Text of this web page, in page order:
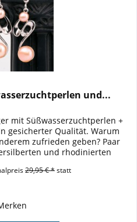
und...
mit Süßwasserzuchtperlen +
gesicherter Qualität. Warum
zufrieden geben? Paar
und rhodinierten
29,95 € *statt